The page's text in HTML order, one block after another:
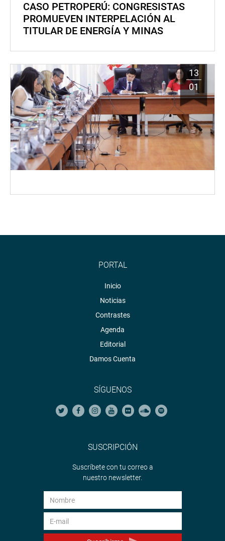
CASO PETROPERÚ: CONGRESISTAS
PROMUEVEN INTERPELACIÓN AL
TITULAR DE ENERGÍA Y MINAS
13
01
PORTAL
Inicio
Noticias
Contrastes
Agenda
Editorial
Damos Cuenta
SÍGUENOS
SUSCRIPCIÓN
Suscríbete con tu correo a
nuestro newsletter.